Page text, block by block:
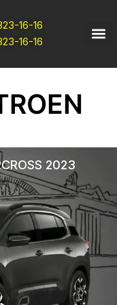
16-16
16-16
2023